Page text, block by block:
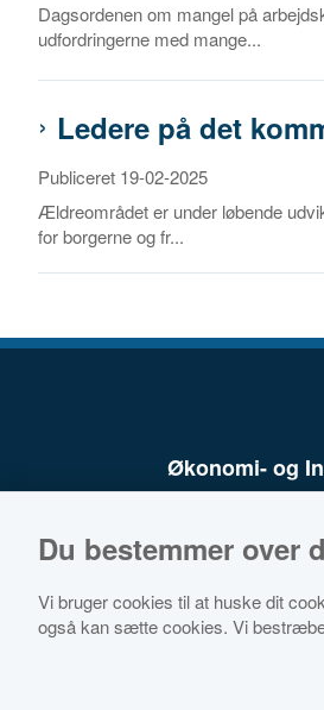
Dagsordenen om mangel på
udfordringerne med mange...
Ledere på det
Publiceret 19-02-2025
Ældreområdet er under løbende
for borgerne og fr...
Økonomi- og
Du bestemmer over
Vi bruger cookies til at huske dit
også kan sætte cookies. Vi